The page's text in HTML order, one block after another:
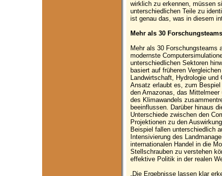
wirklich zu erkennen, müssen
unterschiedlichen Teile zu
ist genau das, was in diesem
Mehr als 30
Mehr als 30 Forschungsteams
modernste
unterschiedlichen Sektoren
basiert auf früheren
Landwirtschaft, Hydrologie
Ansatz erlaubt es, zum
den Amazonas, das
des Klimawandels
beeinflussen. Darüber hinaus
Unterschiede zwischen den
Projektionen zu den
Beispiel fallen unterschiedlich
Intensivierung des
internationalen Handel in die
Stellschrauben zu verstehen
effektive Politik in der realen
„Die Ergebnisse lassen klar